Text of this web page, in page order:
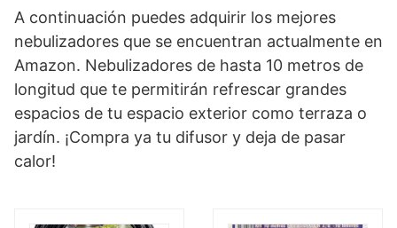
A continuación puedes adquirir los mejores
nebulizadores que se encuentran actualmente en
Amazon. Nebulizadores de hasta 10 metros de
longitud que te permitirán refrescar grandes
espacios de tu espacio exterior como terraza o
jardín. ¡Compra ya tu difusor y deja de pasar
calor!